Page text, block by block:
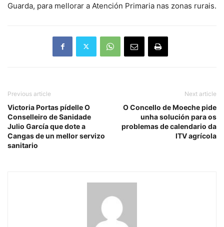
Guarda, para mellorar a Atención Primaria nas zonas rurais.
Previous article
Victoria Portas pídelle O
Conselleiro de Sanidade
Julio García que dote a
Cangas de un mellor servizo
sanitario
Next article
O Concello de Moeche pide
unha solución para os
problemas de calendario da
ITV agrícola